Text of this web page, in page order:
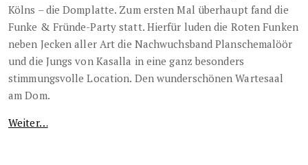
Kölns – die Domplatte. Zum ersten Mal überhaupt fand die
Funke & Fründe-Party statt. Hierfür luden die Roten Funken
neben Jecken aller Art die Nachwuchsband Planschemalöör
und die Jungs von Kasalla in eine ganz besonders
stimmungsvolle Location. Den wunderschönen Wartesaal
am Dom.
Weiter…